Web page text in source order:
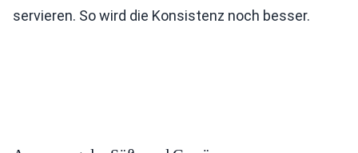
servieren. So wird die Konsistenz noch besser.